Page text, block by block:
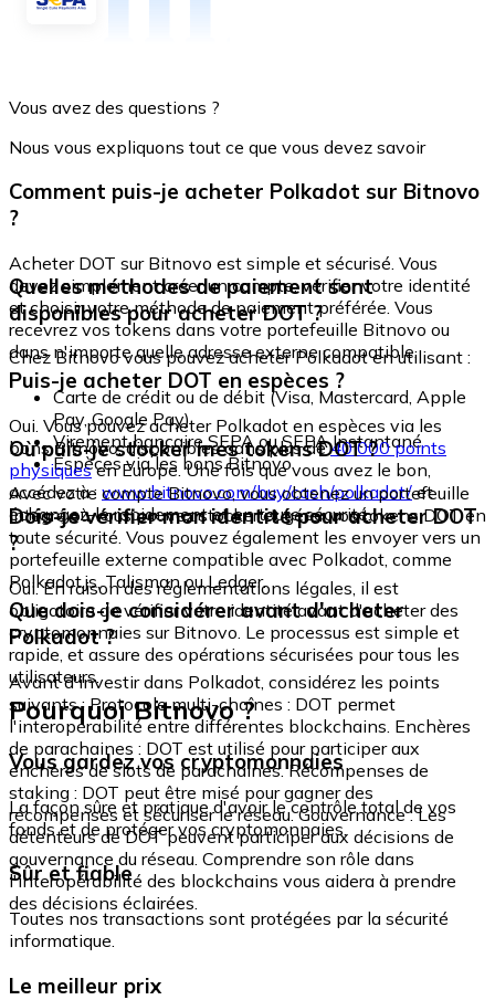
Vous avez des questions ?
Nous vous expliquons tout ce que vous devez savoir
Comment puis-je acheter Polkadot sur Bitnovo
?
Acheter DOT sur Bitnovo est simple et sécurisé. Vous
devez simplement créer un compte, vérifier votre identité
et choisir votre méthode de paiement préférée. Vous
recevrez vos tokens dans votre portefeuille Bitnovo ou
dans n'importe quelle adresse externe compatible.
Quelles méthodes de paiement sont
disponibles pour acheter DOT ?
Chez Bitnovo vous pouvez acheter Polkadot en utilisant :
Carte de crédit ou de débit (Visa, Mastercard, Apple
Pay, Google Pay)
Virement bancaire SEPA ou SEPA Instantané
Espèces via les bons Bitnovo
Puis-je acheter DOT en espèces ?
Oui. Vous pouvez acheter Polkadot en espèces via les
bons Bitnovo, disponibles dans plus de40 000 points
physiquesen Europe. Une fois que vous avez le bon,
accédez à : www.bitnovo.com/buy/cash/polkadot/et
échangez-le rapidement et en toute sécurité.
Où puis-je stocker mes tokens DOT ?
Avec votre compte Bitnovo, vous obtenez un portefeuille
intégré où vous pouvez stocker et gérer vos tokens DOT en
toute sécurité. Vous pouvez également les envoyer vers un
portefeuille externe compatible avec Polkadot, comme
Polkadot.js, Talisman ou Ledger.
Dois-je vérifier mon identité pour acheter DOT
?
Oui. En raison des réglementations légales, il est
obligatoire de vérifier votre identité avant d'acheter des
cryptomonnaies sur Bitnovo. Le processus est simple et
rapide, et assure des opérations sécurisées pour tous les
utilisateurs.
Que dois-je considérer avant d'acheter
Polkadot ?
Avant d'investir dans Polkadot, considérez les points
suivants : Protocole multi-chaînes : DOT permet
l'interopérabilité entre différentes blockchains. Enchères
de parachaines : DOT est utilisé pour participer aux
enchères de slots de parachaines. Récompenses de
staking : DOT peut être misé pour gagner des
récompenses et sécuriser le réseau. Gouvernance : Les
détenteurs de DOT peuvent participer aux décisions de
gouvernance du réseau. Comprendre son rôle dans
l'interopérabilité des blockchains vous aidera à prendre
des décisions éclairées.
Pourquoi Bitnovo ?
Vous gardez vos cryptomonnaies
La façon sûre et pratique d'avoir le contrôle total de vos
fonds et de protéger vos cryptomonnaies.
Sûr et fiable
Toutes nos transactions sont protégées par la sécurité
informatique.
Le meilleur prix